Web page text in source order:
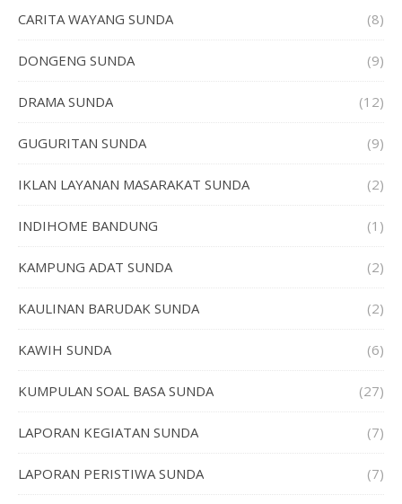
CARITA WAYANG SUNDA (8)
DONGENG SUNDA (9)
DRAMA SUNDA (12)
GUGURITAN SUNDA (9)
IKLAN LAYANAN MASARAKAT SUNDA (2)
INDIHOME BANDUNG (1)
KAMPUNG ADAT SUNDA (2)
KAULINAN BARUDAK SUNDA (2)
KAWIH SUNDA (6)
KUMPULAN SOAL BASA SUNDA (27)
LAPORAN KEGIATAN SUNDA (7)
LAPORAN PERISTIWA SUNDA (7)